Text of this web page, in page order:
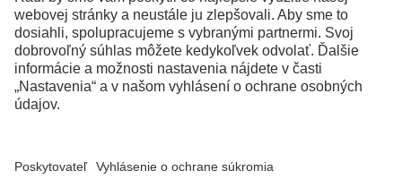
Asistenčné systémy dokážu vodičov len podporiť. Zodpovednosť za bezpečné
vedenie vozidla zostáva vždy v plnom rozsahu na vodičovi.
ZOSTAŇTE V KONTAKTE.